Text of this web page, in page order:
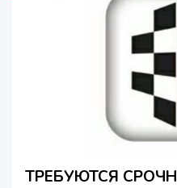
ТРЕБУЮТСЯ